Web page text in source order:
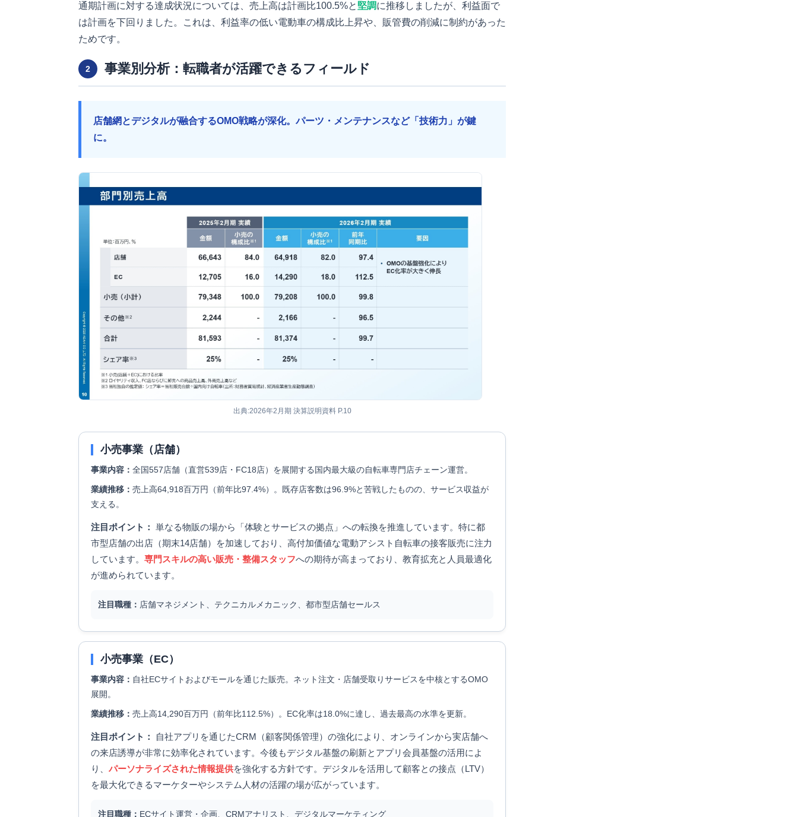
通期計画に対する達成状況については、売上高は計画比100.5%と堅調に推移しましたが、利益面で
は計画を下回りました。これは、利益率の低い電動車の構成比上昇や、販管費の削減に制約があった
ためです。
2 事業別分析：転職者が活躍できるフィールド
店舗網とデジタルが融合するOMO戦略が深化。パーツ・メンテナンスなど「技術力」が鍵
に。
出典:2026年2月期 決算説明資料 P.10
小売事業（店舗）
事業内容： 全国557店舗（直営539店・FC18店）を展開する国内最大級の自転車専門店チェーン運営。
業績推移： 売上高64,918百万円（前年比97.4%）。既存店客数は96.9%と苦戦したものの、サービス収益が
支える。
注目ポイント： 単なる物販の場から「体験とサービスの拠点」への転換を推進しています。特に都
市型店舗の出店（期末14店舗）を加速しており、高付加価値な電動アシスト自転車の接客販売に注力
しています。 専門スキルの高い販売・整備スタッフへの期待が高まっており、教育拡充と人員最適化
が進められています。
注目職種： 店舗マネジメント、テクニカルメカニック、都市型店舗セールス
小売事業（EC）
事業内容： 自社ECサイトおよびモールを通じた販売。ネット注文・店舗受取りサービスを中核とするOMO
展開。
業績推移： 売上高14,290百万円（前年比112.5%）。EC化率は18.0%に達し、過去最高の水準を更新。
注目ポイント：
自社アプリを通じたCRM（顧客関係管理）の強化により、オンラインから実店舗へ
の来店誘導が非常に効率化されています。今後もデジタル基盤の刷新とアプリ会員基盤の活用によ
り、 パーソナライズされた情報提供を強化する方針です。デジタルを活用して顧客との接点（LTV）
を最大化できるマーケターやシステム人材の活躍の場が広がっています。
注目職種： ECサイト運営・企画、CRMアナリスト、デジタルマーケティング